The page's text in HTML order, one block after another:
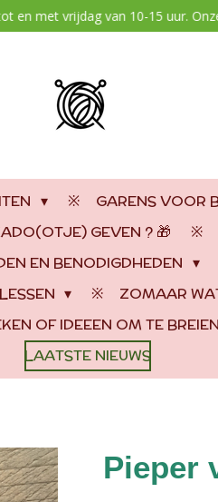
en met vrijdag van 10-15 uur.
GARENS VOOR
GEVEN ? 🎁
EN BENODIGDHEDEN
ZOMAAR
OF IDEEEN OM TE BREIEN
LAATSTE NIEUWS
Pieper